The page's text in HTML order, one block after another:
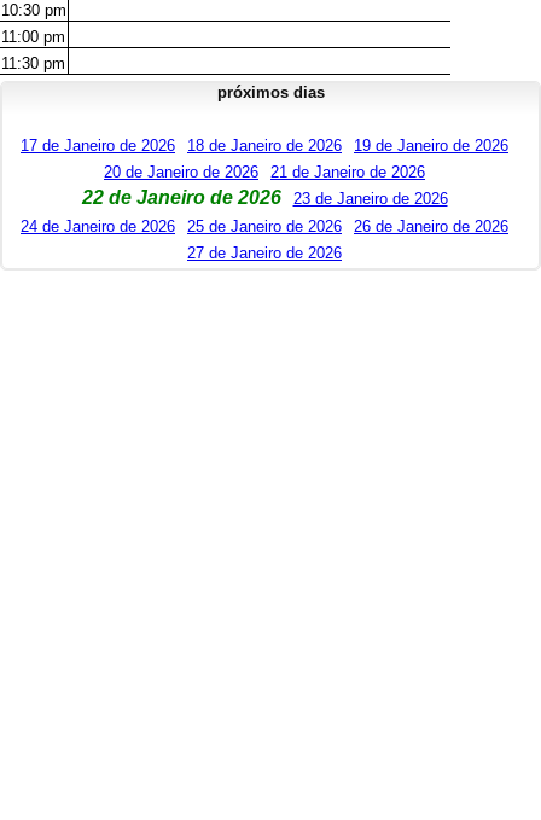
10:30 pm
11:00 pm
11:30 pm
próximos dias
17 de Janeiro de 2026 18 de Janeiro de 2026
19 de Janeiro de 2026
20 de Janeiro de 2026
21 de Janeiro de 2026
22 de Janeiro de 2026
23 de Janeiro de 2026
24 de Janeiro de 2026
25 de Janeiro de 2026
26 de Janeiro de 2026
27 de Janeiro de 2026